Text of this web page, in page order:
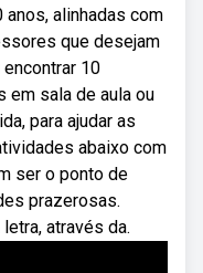
alinhadas com
que desejam
10
em sala de aula ou
para ajudar as
abaixo com
ser o ponto de
prazerosas.
através da.